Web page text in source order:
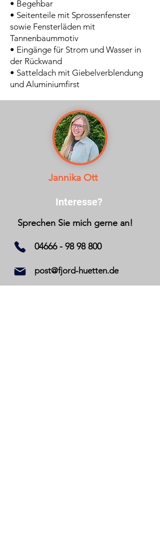
• Begehbar
• Seitenteile mit Sprossenfenster
sowie Fensterläden mit
Tannenbaummotiv
• Eingänge für Strom und Wasser in
der Rückwand
• Satteldach mit Giebelverblendung
und Aluminiumfirst
Jannika Ott
Interesse?
Sprechen Sie mich gerne an!
04666 - 98 98 800
post@fjord-huetten.de